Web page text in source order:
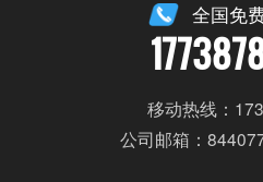
全国免
移动热线：
公司邮箱：